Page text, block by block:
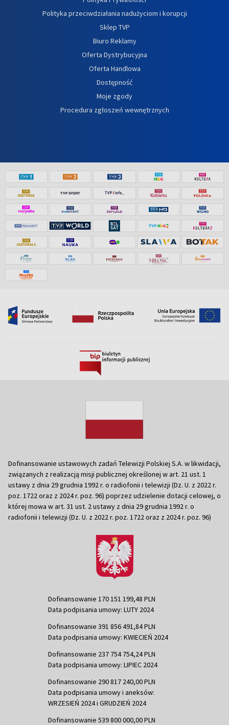
Polityka przeciwdziałania nadużyciom i korupcji
Sklep TVP
Biuro Reklamy
Oferta Dystrybucyjna
Oferta Handlowa
Dostępność
Moje zgody
Procedura zgłoszeń wewnętrznych
Dofinansowanie ustawowych zadań Telewizji Polskiej S.A. w likwidacji,
związanych z realizacją misji publicznej określonej w art. 21 ust. 1
ustawy z dnia 29 grudnia 1992 r. o radiofonii i telewizji (Dz. U. z 2022 r.
poz. 1722 oraz z 2024 r. poz. 96) poprzez udzielenie dotacji celowej, o
której mowa w art. 31 ust. 2 ustawy z dnia 29 grudnia 1992 r. o
radiofonii i telewizji (Dz. U. z 2022 r. poz. 1722 oraz z 2024 r. poz. 96)
Dofinansowanie 170 151 199,48 PLN
Data podpisania umowy: LUTY 2024
Dofinansowanie 391 856 491,84 PLN
Data podpisania umowy: KWIECIEŃ 2024
Dofinansowanie 237 754 754,24 PLN
Data podpisania umowy: LIPIEC 2024
Dofinansowanie 290 817 240,00 PLN
Data podpisania umowy i aneksów:
WRZESIEŃ 2024 i GRUDZIEŃ 2024
Dofinansowanie 539 800 000,00 PLN